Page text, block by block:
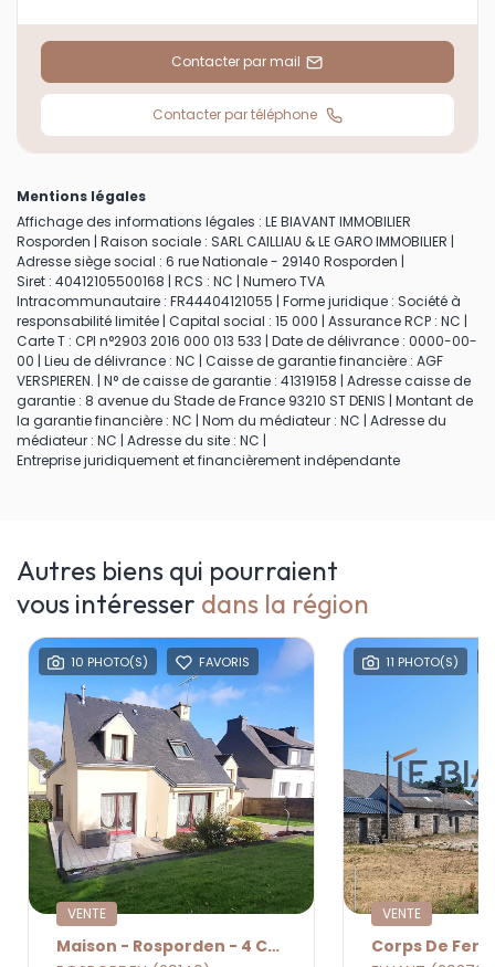
Contacter par mail
Contacter par téléphone
Mentions légales
Affichage des informations légales : LE BIAVANT IMMOBILIER
Rosporden | Raison sociale : SARL CAILLIAU & LE GARO IMMOBILIER |
Adresse siège social : 6 rue Nationale - 29140 Rosporden |
Siret : 40412105500168 | RCS : NC | Numero TVA
Intracommunautaire : FR44404121055 | Forme juridique : Société à
responsabilité limitée | Capital social : 15 000 | Assurance RCP : NC |
Carte T : CPI n°2903 2016 000 013 533 | Date de délivrance : 0000-00-
00 | Lieu de délivrance : NC | Caisse de garantie financière : AGF
VERSPIEREN. | N° de caisse de garantie : 41319158 | Adresse caisse de
garantie : 8 avenue du Stade de France 93210 ST DENIS | Montant de
la garantie financière : NC | Nom du médiateur : NC | Adresse du
médiateur : NC | Adresse du site : NC |
Entreprise juridiquement et financièrement indépendante
Autres biens qui pourraient
vous intéresser dans la région
10 PHOTO(S) FAVORIS
VENTE
Maison - Rosporden - 4 Chambres
11 PHOTO(S)
VENTE